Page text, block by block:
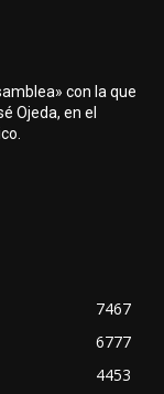
con la que
Ojeda, en el
7467
6777
4453